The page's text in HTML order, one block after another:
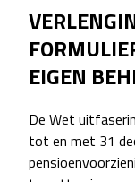
EIGEN
De Wet
tot en met 31